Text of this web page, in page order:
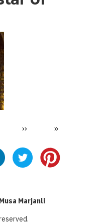
Page
››
Dernière
»
Musa Marjanli